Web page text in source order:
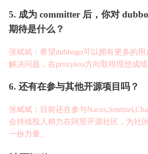
5. 成为 committer 后 ， 你对 dubbo
期待是什么 ？
张斌斌 ： 希望dubbogo可以拥有更多的
解决问题，在proxyless方向取得理想成绩
6. 还有在参与其他开源项目 吗 ？
张斌斌 ： 目前还在参与
会持续投 入 精力在阿里开源社区 ， 为社
一份力量。